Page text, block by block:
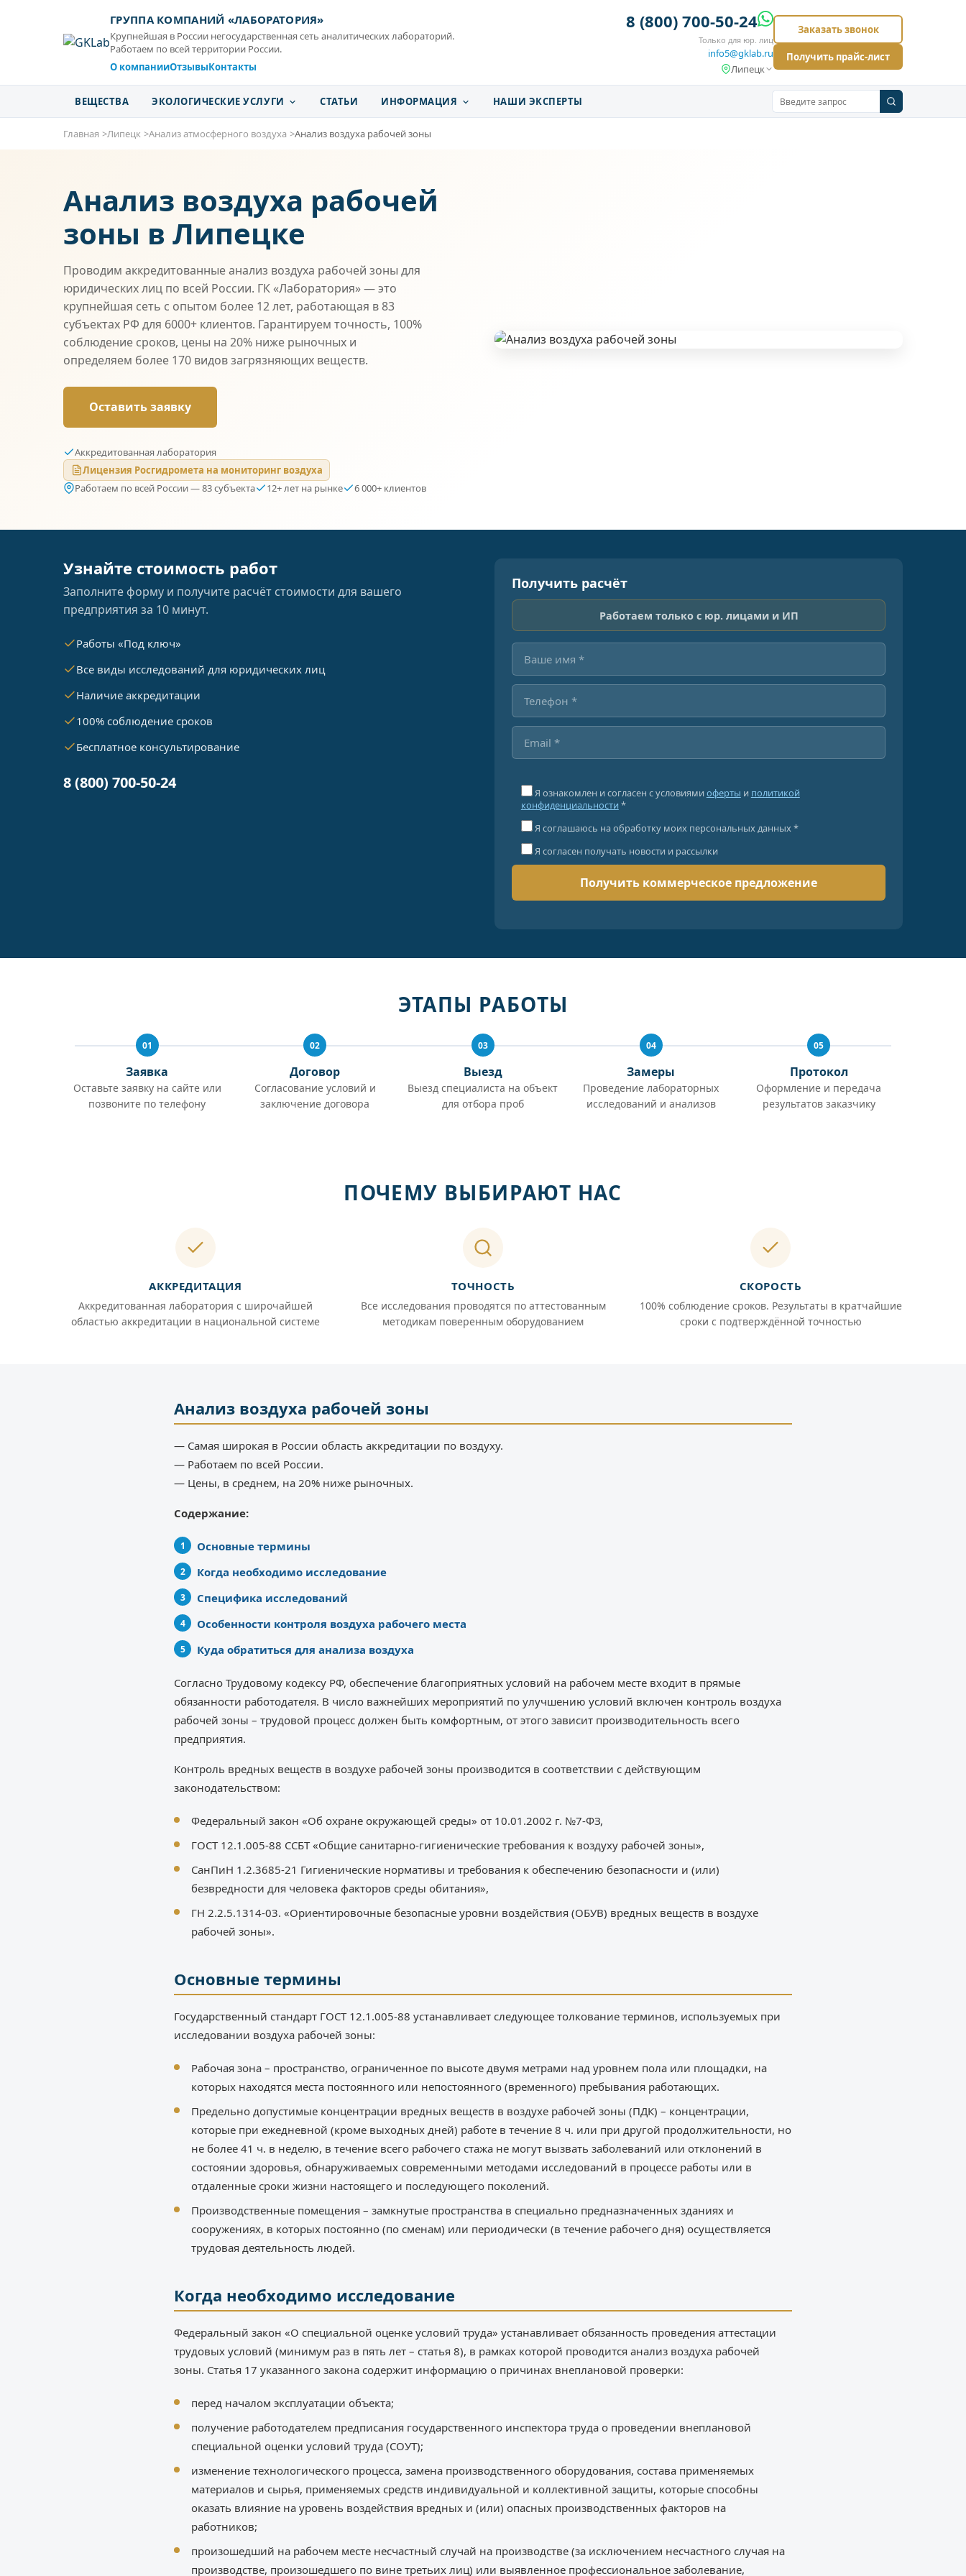
ГРУППА КОМПАНИЙ «ЛАБОРАТОРИЯ»
Крупнейшая в России негосударственная сеть аналитических лабораторий.
Работаем по всей территории России.
О компанииОтзывыКонтакты
8 (800) 700-50-24
Только для юр. лиц
info5@gklab.ru
Липецк
Заказать звонок
Получить прайс-лист
ВЕЩЕСТВА ЭКОЛОГИЧЕСКИЕ УСЛУГИ СТАТЬИ ИНФОРМАЦИЯ НАШИ ЭКСПЕРТЫ
Главная Липецк Анализ атмосферного воздуха Анализ воздуха рабочей зоны
Анализ воздуха рабочей
зоны в Липецке
Проводим аккредитованные анализ воздуха рабочей зоны для
юридических лиц по всей России. ГК «Лаборатория» — это
крупнейшая сеть с опытом более 12 лет, работающая в 83
субъектах РФ для 6000+ клиентов. Гарантируем точность, 100%
соблюдение сроков, цены на 20% ниже рыночных и
определяем более 170 видов загрязняющих веществ.
Оставить заявку
Аккредитованная лаборатория
Лицензия Росгидромета на мониторинг воздуха
Работаем по всей России — 83 субъекта
12+ лет на рынке 6 000+ клиентов
Узнайте стоимость работ
Заполните форму и получите расчёт стоимости для вашего
предприятия за 10 минут.
Работы «Под ключ»
Все виды исследований для юридических лиц
Наличие аккредитации
100% соблюдение сроков
Бесплатное консультирование
8 (800) 700-50-24
Получить расчёт
Работаем только с юр. лицами и ИП
Я ознакомлен и согласен с условиями оферты и политикой
конфиденциальности *
Я соглашаюсь на обработку моих персональных данных *
Я согласен получать новости и рассылки
ЭТАПЫ РАБОТЫ
01
Заявка
Оставьте заявку на сайте или
позвоните по телефону
02
Договор
Согласование условий и
заключение договора
03
Выезд
Выезд специалиста на объект
для отбора проб
04
Замеры
Проведение лабораторных
исследований и анализов
05
Протокол
Оформление и передача
результатов заказчику
ПОЧЕМУ ВЫБИРАЮТ НАС
АККРЕДИТАЦИЯ
Аккредитованная лаборатория с широчайшей
областью аккредитации в национальной системе
ТОЧНОСТЬ
Все исследования проводятся по аттестованным
методикам поверенным оборудованием
СКОРОСТЬ
100% соблюдение сроков. Результаты в кратчайшие
сроки с подтверждённой точностью
Анализ воздуха рабочей зоны
— Самая широкая в России область аккредитации по воздуху.
— Работаем по всей России.
— Цены, в среднем, на 20% ниже рыночных.
Содержание:
Основные термины
Когда необходимо исследование
Специфика исследований
Особенности контроля воздуха рабочего места
Куда обратиться для анализа воздуха
Согласно Трудовому кодексу РФ, обеспечение благоприятных условий на рабочем месте входит в прямые
обязанности работодателя. В число важнейших мероприятий по улучшению условий включен контроль воздуха
рабочей зоны – трудовой процесс должен быть комфортным, от этого зависит производительность всего
предприятия.
Контроль вредных веществ в воздухе рабочей зоны производится в соответствии с действующим
законодательством:
Федеральный закон «Об охране окружающей среды» от 10.01.2002 г. №7-ФЗ,
ГОСТ 12.1.005-88 ССБТ «Общие санитарно-гигиенические требования к воздуху рабочей зоны»,
СанПиН 1.2.3685-21 Гигиенические нормативы и требования к обеспечению безопасности и (или)
безвредности для человека факторов среды обитания»,
ГН 2.2.5.1314-03. «Ориентировочные безопасные уровни воздействия (ОБУВ) вредных веществ в воздухе
рабочей зоны».
Основные термины
Государственный стандарт ГОСТ 12.1.005-88 устанавливает следующее толкование терминов, используемых при
исследовании воздуха рабочей зоны:
Рабочая зона – пространство, ограниченное по высоте двумя метрами над уровнем пола или площадки, на
которых находятся места постоянного или непостоянного (временного) пребывания работающих.
Предельно допустимые концентрации вредных веществ в воздухе рабочей зоны (ПДК) – концентрации,
которые при ежедневной (кроме выходных дней) работе в течение 8 ч. или при другой продолжительности, но
не более 41 ч. в неделю, в течение всего рабочего стажа не могут вызвать заболеваний или отклонений в
состоянии здоровья, обнаруживаемых современными методами исследований в процессе работы или в
отдаленные сроки жизни настоящего и последующего поколений.
Производственные помещения – замкнутые пространства в специально предназначенных зданиях и
сооружениях, в которых постоянно (по сменам) или периодически (в течение рабочего дня) осуществляется
трудовая деятельность людей.
Когда необходимо исследование
Федеральный закон «О специальной оценке условий труда» устанавливает обязанность проведения аттестации
трудовых условий (минимум раз в пять лет – статья 8), в рамках которой проводится анализ воздуха рабочей
зоны. Статья 17 указанного закона содержит информацию о причинах внеплановой проверки:
перед началом эксплуатации объекта;
получение работодателем предписания государственного инспектора труда о проведении внеплановой
специальной оценки условий труда (СОУТ);
изменение технологического процесса, замена производственного оборудования, состава применяемых
материалов и сырья, применяемых средств индивидуальной и коллективной защиты, которые способны
оказать влияние на уровень воздействия вредных и (или) опасных производственных факторов на
работников;
произошедший на рабочем месте несчастный случай на производстве (за исключением несчастного случая на
производстве, произошедшего по вине третьих лиц) или выявленное профессиональное заболевание,